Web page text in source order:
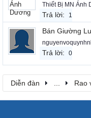
Thiết Bị MN Ánh
Trả lời: 1
Bán Giường
Trả lời: 0
Diễn đàn Rao